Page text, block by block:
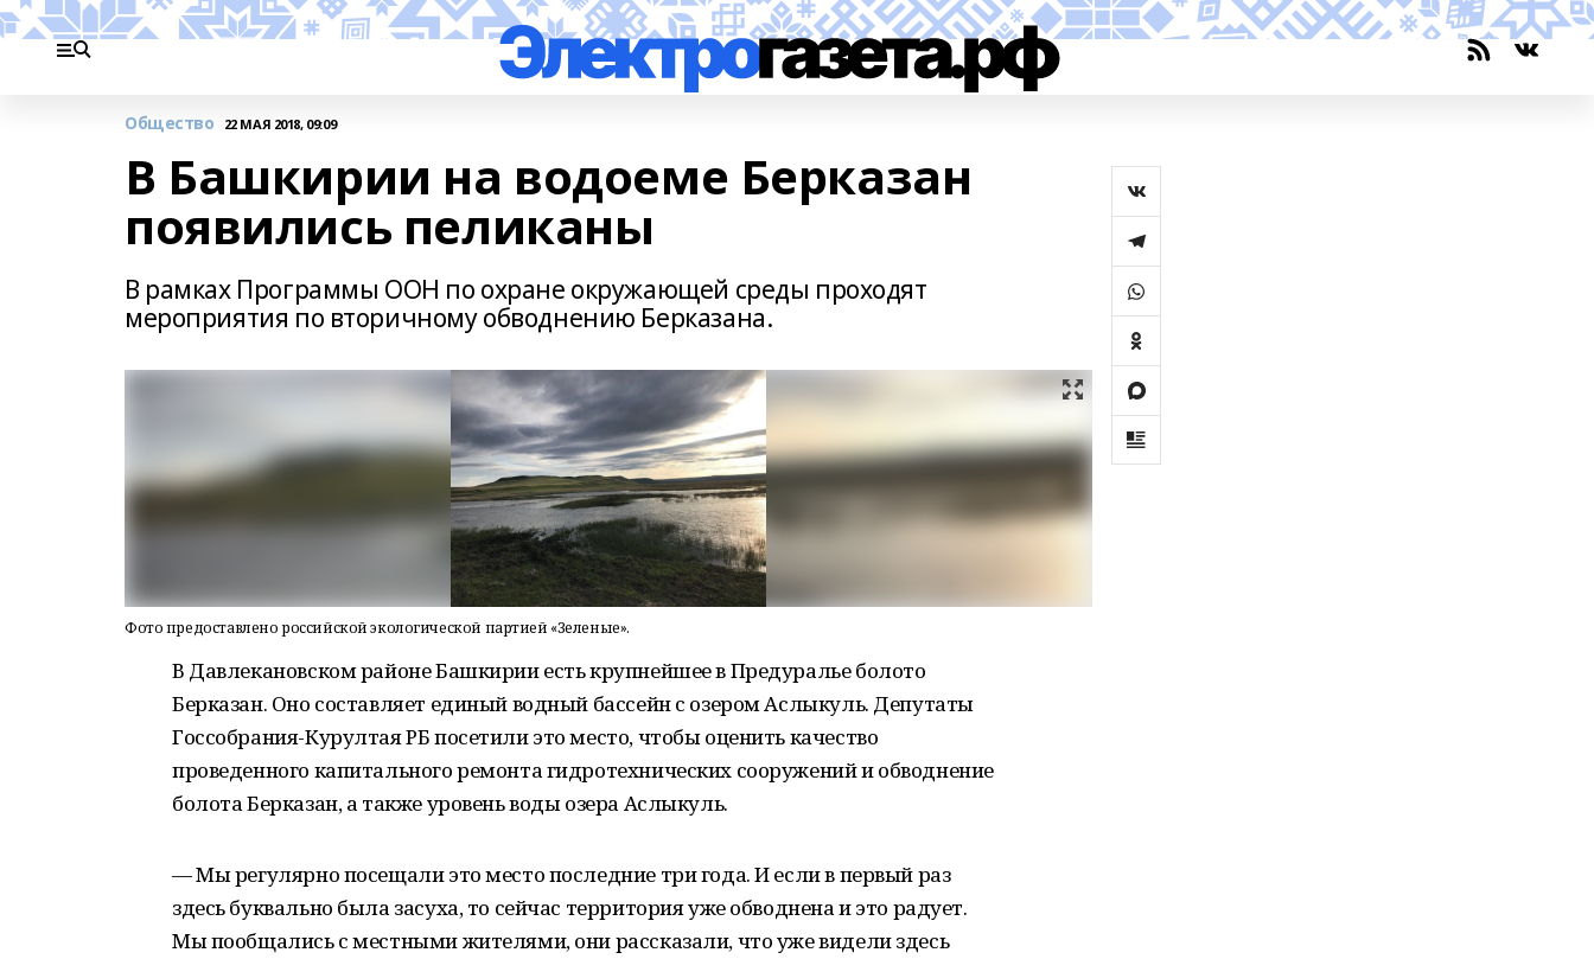
Общество 22 МАЯ 2018, 09:09
В Башкирии на водоеме Берказан
появились пеликаны
В рамках Программы ООН по охране окружающей среды проходят
мероприятия по вторичному обводнению Берказана.
Фото предоставлено российской экологической партией «Зеленые».
В Давлекановском районе Башкирии есть крупнейшее в Предуралье болото
Берказан. Оно составляет единый водный бассейн с озером Аслыкуль. Депутаты
Госсобрания-Курултая РБ посетили это место, чтобы оценить качество
проведенного капитального ремонта гидротехнических сооружений и обводнение
болота Берказан, а также уровень воды озера Аслыкуль.
— Мы регулярно посещали это место последние три года. И если в первый раз
здесь буквально была засуха, то сейчас территория уже обводнена и это радует.
Мы пообщались с местными жителями, они рассказали, что уже видели здесь